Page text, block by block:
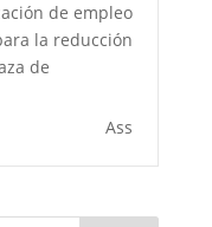
de empleo
la reducción
de
Ass